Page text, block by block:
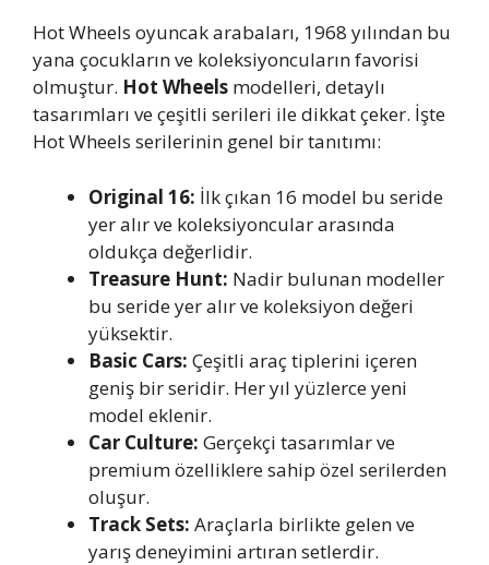
Hot Wheels oyuncak arabaları, 1968 yılından bu
yana çocukların ve koleksiyoncuların favorisi
olmuştur. Hot Wheels modelleri, detaylı
tasarımları ve çeşitli serileri ile dikkat çeker. İşte
Hot Wheels serilerinin genel bir tanıtımı:
Original 16: İlk çıkan 16 model bu seride
yer alır ve koleksiyoncular arasında
oldukça değerlidir.
Treasure Hunt: Nadir bulunan modeller
bu seride yer alır ve koleksiyon değeri
yüksektir.
Basic Cars: Çeşitli araç tiplerini içeren
geniş bir seridir. Her yıl yüzlerce yeni
model eklenir.
Car Culture: Gerçekçi tasarımlar ve
premium özelliklere sahip özel serilerden
oluşur.
Track Sets: Araçlarla birlikte gelen ve
yarış deneyimini artıran setlerdir.